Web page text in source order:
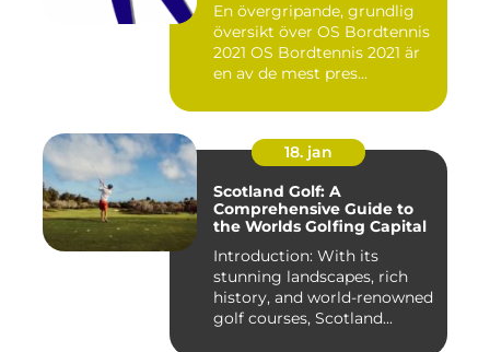
En övergripande, grundlig
översikt över OS Bordtennis
2021 OS Bordtennis 2021 är
en av de mest pres...
18. jan
Scotland Golf: A
Comprehensive Guide to
the Worlds Golfing Capital
Introduction: With its
stunning landscapes, rich
history, and world-renowned
golf courses, Scotland...